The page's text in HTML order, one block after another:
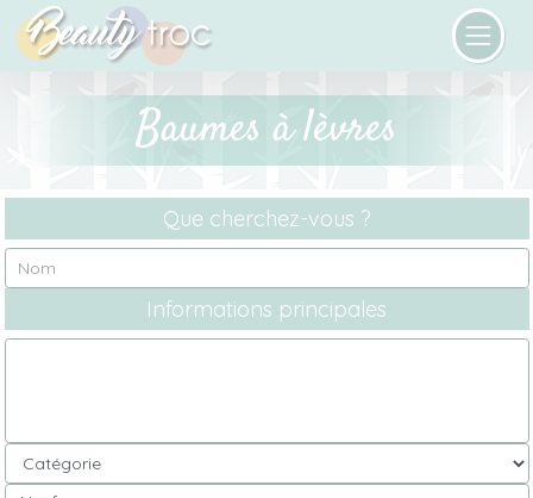
Baumes à lèvres
Que cherchez-vous ?
Informations principales